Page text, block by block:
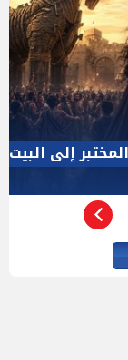
والسؤال ليس